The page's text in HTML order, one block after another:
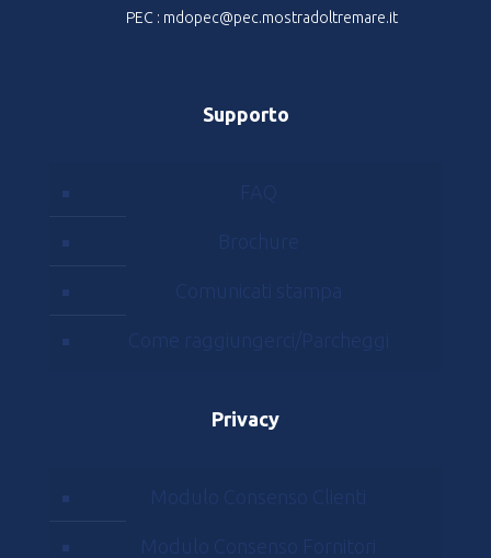
PEC : mdopec@pec.mostradoltremare.it
Supporto
FAQ
Brochure
Comunicati stampa
Come raggiungerci/Parcheggi
Privacy
Modulo Consenso Clienti
Modulo Consenso Fornitori